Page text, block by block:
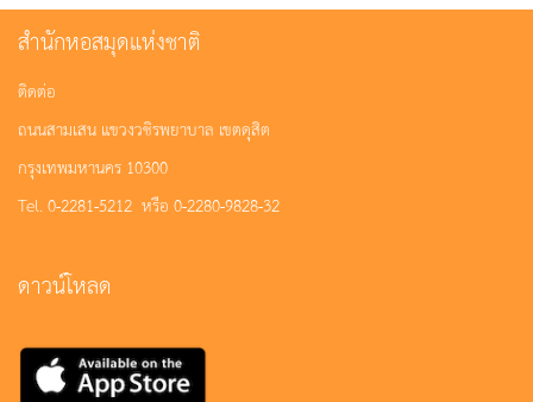
สำนักหอสมุดแห่งชาติ
ติดต่อ
ถนนสามเสน แขวงวชิรพยาบาล เขตดุสิต
กรุงเทพมหานคร 10300
Tel. 0-2281-5212 หรือ 0-2280-9828-32
ดาวน์โหลด